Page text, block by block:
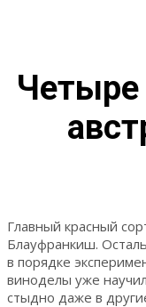
Четыре
Главный красный
Блауфранкиш.
в порядке
виноделы уже
стыдно даже в